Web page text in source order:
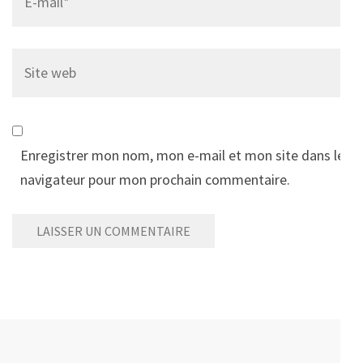
web
Enregistrer mon nom, mon e-mail et mon site dans le
navigateur pour mon prochain commentaire.